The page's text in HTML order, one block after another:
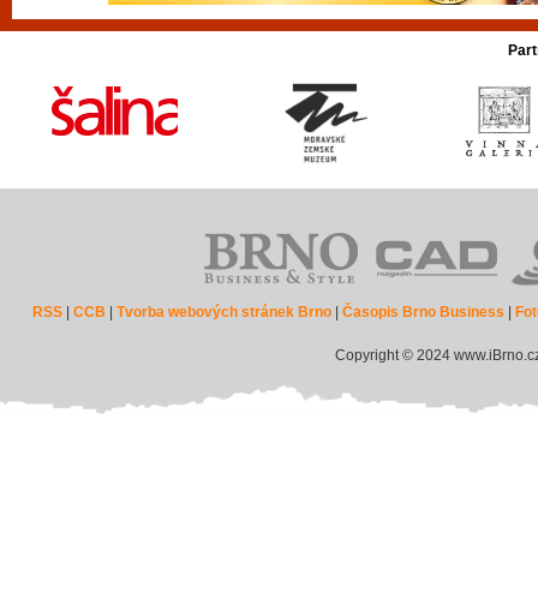
RSS |CCB |Tvorba webových stránek Brno |Časopis Brno Business
Copyright © 2024